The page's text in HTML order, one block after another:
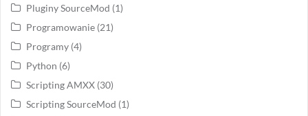
Pluginy SourceMod (1)
Programowanie (21)
Programy (4)
Python (6)
Scripting AMXX (30)
Scripting SourceMod (1)